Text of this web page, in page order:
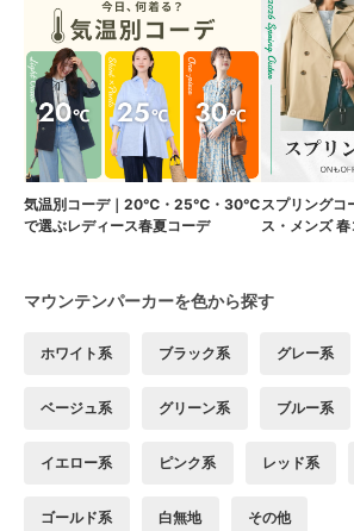
気温別コーデ｜20℃・25℃・30℃
で選ぶレディース春夏コーデ
スプリングコ
ス・メンズ
マウンテンパーカーを色から探す
ホワイト系 ブラック系 グレー系
ベージュ系 グリーン系 ブルー系
イエロー系 ピンク系 レッド系
ゴールド系 白無地 その他